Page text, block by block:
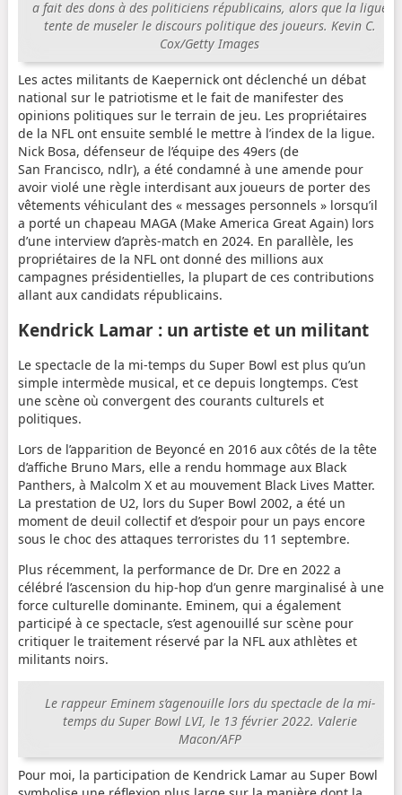
a fait des dons à des politiciens républicains, alors que la ligue
tente de museler le discours politique des joueurs. Kevin C.
Cox/Getty Images
Les actes militants de Kaepernick ont déclenché un débat
national sur le patriotisme et le fait de manifester des
opinions politiques sur le terrain de jeu. Les propriétaires
de la NFL ont ensuite semblé le mettre à l’index de la ligue.
Nick Bosa, défenseur de l’équipe des 49ers (de
San Francisco, ndlr), a été condamné à une amende pour
avoir violé une règle interdisant aux joueurs de porter des
vêtements véhiculant des « messages personnels » lorsqu’il
a porté un chapeau MAGA (Make America Great Again) lors
d’une interview d’après-match en 2024. En parallèle, les
propriétaires de la NFL ont donné des millions aux
campagnes présidentielles, la plupart de ces contributions
allant aux candidats républicains.
Kendrick Lamar : un artiste et un militant
Le spectacle de la mi-temps du Super Bowl est plus qu’un
simple intermède musical, et ce depuis longtemps. C’est
une scène où convergent des courants culturels et
politiques.
Lors de l’apparition de Beyoncé en 2016 aux côtés de la tête
d’affiche Bruno Mars, elle a rendu hommage aux Black
Panthers, à Malcolm X et au mouvement Black Lives Matter.
La prestation de U2, lors du Super Bowl 2002, a été un
moment de deuil collectif et d’espoir pour un pays encore
sous le choc des attaques terroristes du 11 septembre.
Plus récemment, la performance de Dr. Dre en 2022 a
célébré l’ascension du hip-hop d’un genre marginalisé à une
force culturelle dominante. Eminem, qui a également
participé à ce spectacle, s’est agenouillé sur scène pour
critiquer le traitement réservé par la NFL aux athlètes et
militants noirs.
Le rappeur Eminem s’agenouille lors du spectacle de la mi-
temps du Super Bowl LVI, le 13 février 2022. Valerie
Macon/AFP
Pour moi, la participation de Kendrick Lamar au Super Bowl